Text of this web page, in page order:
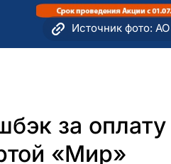
Источник фото:
за оплату
«Мир»